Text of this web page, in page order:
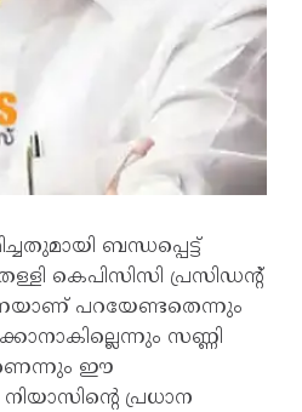
ബന്ധപ്പെട്ട്
കെപിസിസി പ്രസിഡന്റ്
പറയേണ്ടതെന്നും
സണ്ണി
ഈ
പ്രധാന